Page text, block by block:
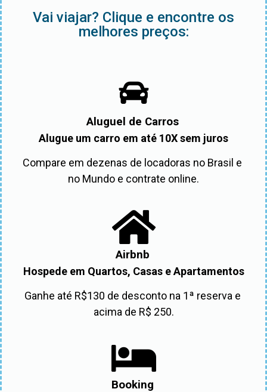
Vai viajar? Clique e encontre os
melhores preços:
Aluguel de Carros
Alugue um carro em até 10X sem juros
Compare em dezenas de locadoras no Brasil e
no Mundo e contrate online.
Airbnb
Hospede em Quartos, Casas e Apartamentos
Ganhe até R$130 de desconto na 1ª reserva e
acima de R$ 250.
Booking